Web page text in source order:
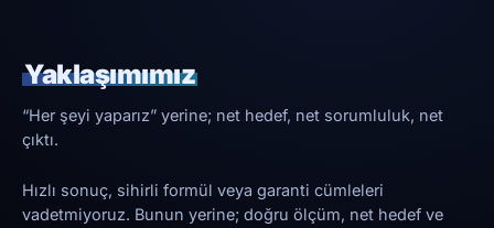
Yaklaşımımız
“Her şeyi yaparız” yerine; net hedef, net sorumluluk, net
çıktı.
Hızlı sonuç, sihirli formül veya garanti cümleleri
vadetmiyoruz. Bunun yerine; doğru ölçüm, net hedef ve